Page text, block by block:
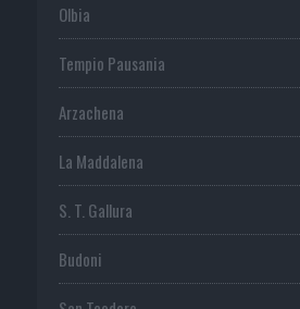
Olbia
Tempio Pausania
Arzachena
La Maddalena
S. T. Gallura
Budoni